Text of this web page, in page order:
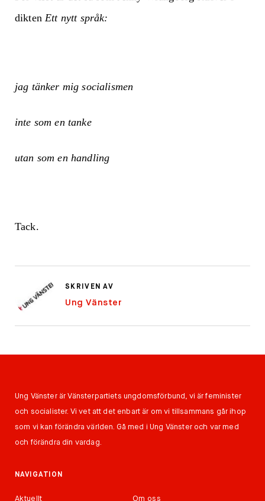
diktenEtt nytt språk:
jag tänker mig socialismen
inte som en tanke
utan som en handling
Tack.
SKRIVEN AV
Ung Vänster
Ung Vänster är Vänsterpartiets ungdomsförbund, vi är feminister
och socialister. Vi vet att det enbart är om vi tillsammans går ihop
som vi kan förändra världen. Gå med i Ung Vänster och var med
och förändra din vardag.
NAVIGATION
Aktuellt Om oss